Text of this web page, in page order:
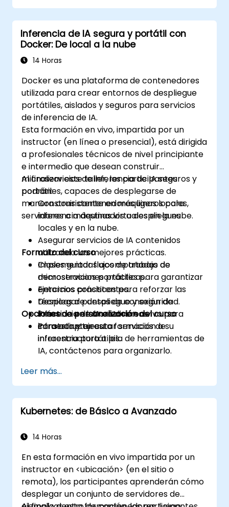
Inferencia de IA segura y portátil con
Docker: De local a la nube
14 Horas
Docker es una plataforma de contenedores
utilizada para crear entornos de despliegue
portátiles, aislados y seguros para servicios
de inferencia de IA.
Esta formación en vivo, impartida por un
instructor (en línea o presencial), está dirigida
a profesionales técnicos de nivel principiante
e intermedio que desean construir
microservicios de inferencia de IA seguros y
portátiles, capaces de desplegarse de
manera consistente en máquinas locales,
servidores o máquinas virtuales en la nube.
Al finalizar este taller, los participantes
podrán:
Construir contenedores ligeros para
inferencia destinados a despliegues
locales y en la nube.
Asegurar servicios de IA contenidos
utilizando las mejores prácticas.
Implementar flujos de trabajo de
microservicios portátiles para garantizar
entornos consistentes.
Desplegar puntos de conexión de
inferencia de IA en diversas
infraestructuras.
Formato del curso
Clases guiadas acompañadas de
demostraciones prácticas.
Ejercicios prácticos para reforzar las
técnicas de despliegue y seguridad.
Práctica en laboratorio en vivo para
construir y ejecutar servicios de
inferencia portátiles.
Opciones de personalización del curso
Para adaptar esta formación a su
infraestructura o pila de herramientas de
IA, contáctenos para organizarlo.
Leer más...
Kubernetes: de Básico a Avanzado
14 Horas
En esta formación en vivo impartida por un
instructor en <ubicación> (en el sitio o
remota), los participantes aprenderán cómo
desplegar un conjunto de servidores de